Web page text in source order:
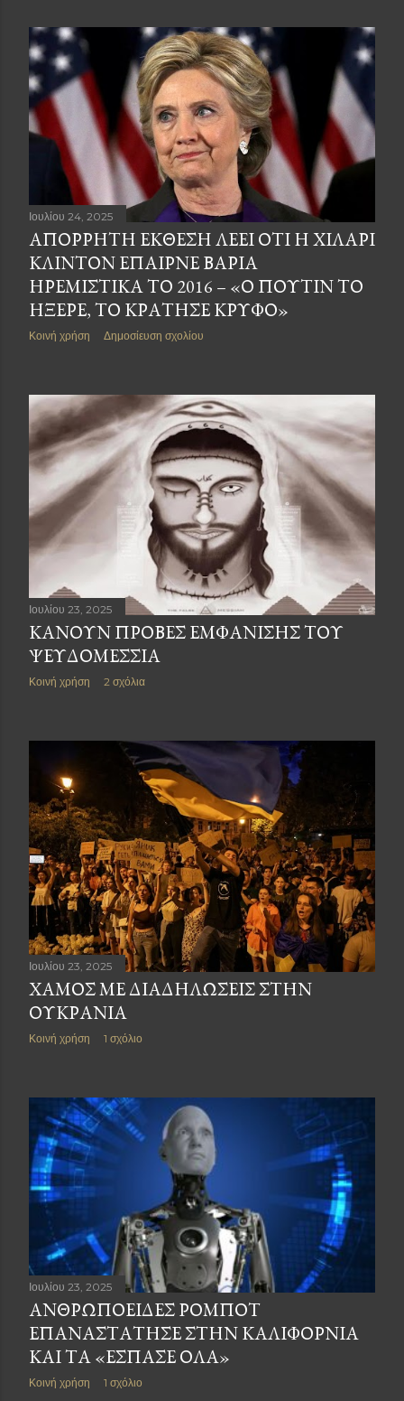
Ιουλίου 24, 2025
ΑΠΌΡΡΗΤΗ ΈΚΘΕΣΗ ΛΈΕΙ ΌΤΙ Η ΧΊΛΑΡΙ
ΚΛΊΝΤΟΝ ΈΠΑΙΡΝΕ ΒΑΡΙΆ
ΗΡΕΜΙΣΤΙΚΆ ΤΟ 2016 – «Ο ΠΟΎΤΙΝ ΤΟ
ΉΞΕΡΕ, ΤΟ ΚΡΆΤΗΣΕ ΚΡΥΦΌ»
Κοινή χρήση Δημοσίευση σχολίου
Ιουλίου 23, 2025
ΚΆΝΟΥΝ ΠΡΌΒΕΣ ἘΜΦΆΝΙΣΗΣ ΤΟΥ͂
ΨΕΥΔΟΜΕΣΣΊΑ
Κοινή χρήση 2 σχόλια
Ιουλίου 23, 2025
ΧΑΜΟΣ ΜΕ ΔΙΑΔΗΛΩΣΕΙΣ ΣΤΗΝ
ΟΥΚΡΑΝΙΑ
Κοινή χρήση 1 σχόλιο
Ιουλίου 23, 2025
ΑΝΘΡΩΠΟΕΙΔΈΣ ΡΟΜΠΌΤ
ΕΠΑΝΑΣΤΆΤΗΣΕ ΣΤΗΝ ΚΑΛΙΦΌΡΝΙΑ
ΚΑΙ ΤΑ «ΈΣΠΑΣΕ ΌΛΑ»
Κοινή χρήση 1 σχόλιο